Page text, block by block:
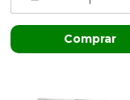
Comprar